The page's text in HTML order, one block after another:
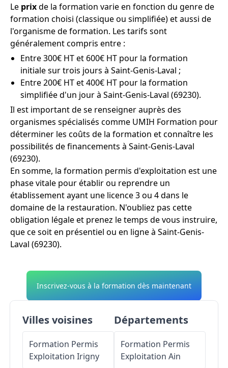
Le prixde la formation varie en fonction du genre de
formation choisi (classique ou simplifiée) et aussi de
l'organisme de formation. Les tarifs sont
généralement compris entre :
Entre 300€ HT et 600€ HT pour la formation
initiale sur trois jours à Saint-Genis-Laval ;
Entre 200€ HT et 400€ HT pour la formation
simplifiée d'un jour à Saint-Genis-Laval (69230).
Il est important de se renseigner auprès des
organismes spécialisés comme UMIH Formation pour
déterminer les coûts de la formation et connaître les
possibilités de financements à Saint-Genis-Laval
(69230).
En somme, la formation permis d'exploitation est une
phase vitale pour établir ou reprendre un
établissement ayant une licence 3 ou 4 dans le
domaine de la restauration. N'oubliez pas cette
obligation légale et prenez le temps de vous instruire,
que ce soit en présentiel ou en ligne à Saint-Genis-
Laval (69230).
Inscrivez-vous à la formation dès maintenant
Villes voisines
Formation Permis
Exploitation Irigny
Départements
Formation Permis
Exploitation Ain